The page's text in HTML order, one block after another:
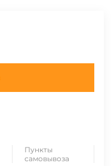
Пункты
самовывоза